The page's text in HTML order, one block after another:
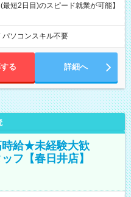
短2日目)のスピード就業が可能】
パソコンスキル不要
る 詳細へ
給★未経験大歓
フ【春日井店】